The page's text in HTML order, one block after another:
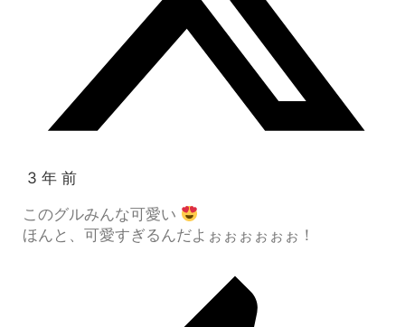
3 年 前
このグルみんな可愛い
ほんと、可愛すぎるんだよぉぉぉぉぉぉ！